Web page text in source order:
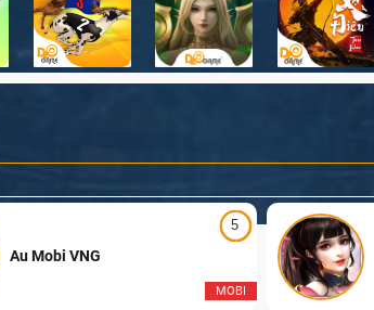
5
MOBI
Au Mobi VNG